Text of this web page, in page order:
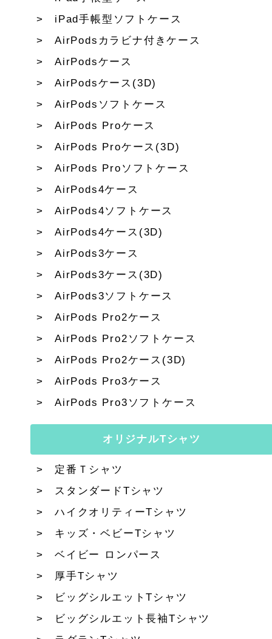
iPad手帳型ソフトケース
AirPodsカラビナ付きケース
AirPodsケース
AirPodsケース(3D)
AirPodsソフトケース
AirPods Proケース
AirPods Proケース(3D)
AirPods Proソフトケース
AirPods4ケース
AirPods4ソフトケース
AirPods4ケース(3D)
AirPods3ケース
AirPods3ケース(3D)
AirPods3ソフトケース
AirPods Pro2ケース
AirPods Pro2ソフトケース
AirPods Pro2ケース(3D)
AirPods Pro3ケース
AirPods Pro3ソフトケース
オリジナルTシャツ
定番Ｔシャツ
スタンダードTシャツ
ハイクオリティーTシャツ
キッズ・ベビーTシャツ
ベイビー ロンパース
厚手Tシャツ
ビッグシルエットTシャツ
ビッグシルエット長袖Tシャツ